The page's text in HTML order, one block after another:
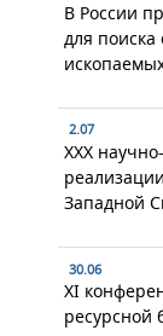
В России
для
2.07
XXX
Западной
30.06
XI
ресурсной